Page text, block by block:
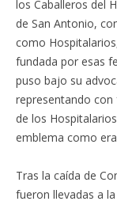
los Caballeros del
de San Antonio,
como
fundada por esas
puso bajo su
representando
de los
emblema como
Tras la caída de
fueron llevadas a